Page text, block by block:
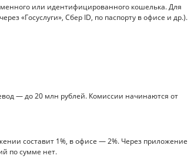
или идентифицированного кошелька. Для
«Госуслуги», Сбер ID, по паспорту в офисе и др.).
— до 20 млн рублей. Комиссии начинаются от
составит 1%, в офисе — 2%. Через приложение
по сумме нет.